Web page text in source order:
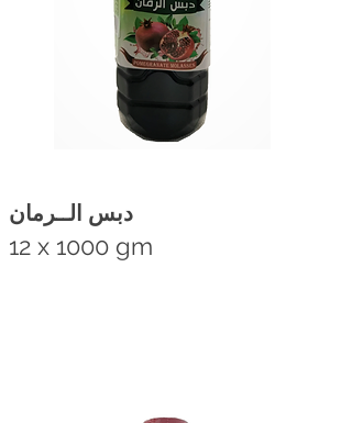
دبس الــرمان
12 x 1000 gm